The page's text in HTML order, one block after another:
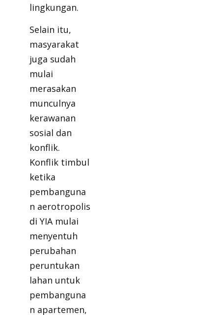
lingkungan.
Selain itu,
masyarakat
juga sudah
mulai
merasakan
munculnya
kerawanan
sosial dan
konflik.
Konflik timbul
ketika
pembanguna
n aerotropolis
di YIA mulai
menyentuh
perubahan
peruntukan
lahan untuk
pembanguna
n apartemen,